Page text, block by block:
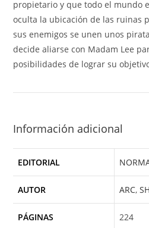
propietario y que todo el mundo
oculta la ubicación de las ruinas
sus enemigos se unen unos
decide aliarse con Madam Lee
posibilidades de lograr su
Información adicional
EDITORIAL
AUTOR ARC,
PÁGINAS 224